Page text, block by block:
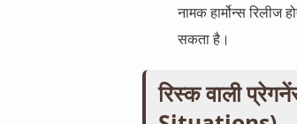
नामक हार्मोन्स
सकता है।
रिस्क वाली